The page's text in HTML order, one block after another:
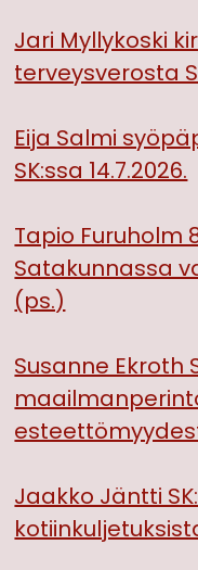
Jari Myllykoski
terveysverosta
Eija Salmi
SK:ssa 14.7.2026.
Tapio Furuholm
Satakunnassa
(ps.)
Susanne Ekroth
Jaakko Jäntti